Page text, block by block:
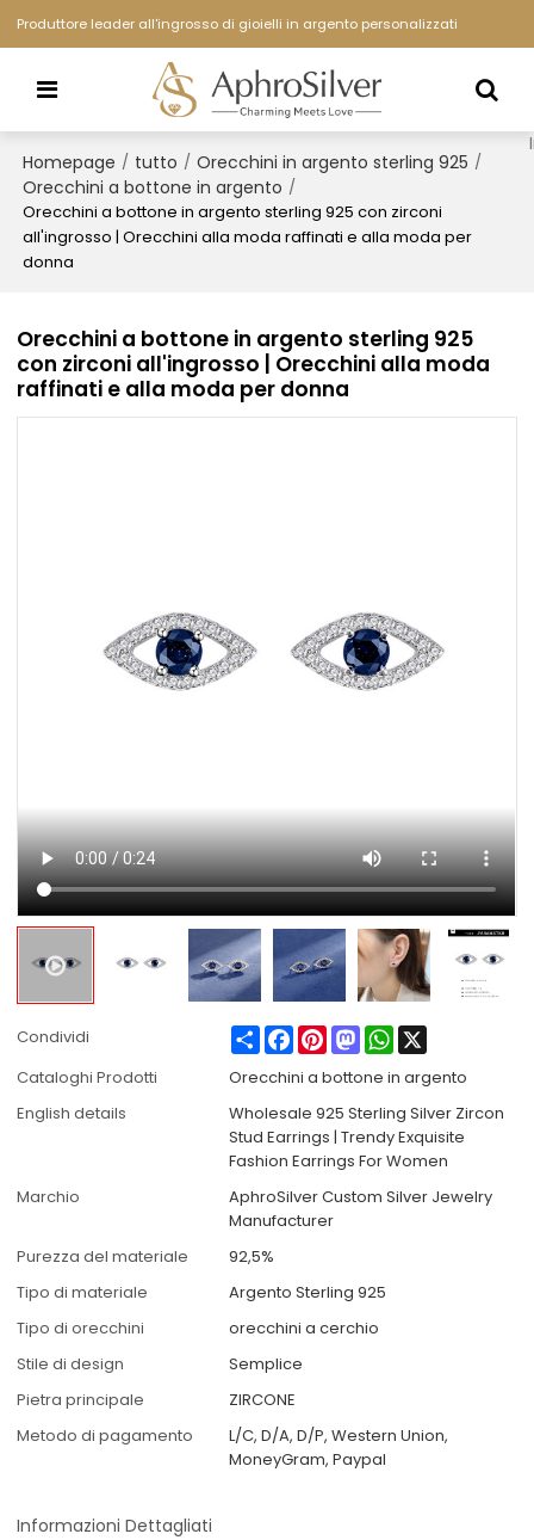
Produttore leader all'ingrosso di gioielli in argento personalizzati
Homepage / tutto / Orecchini in argento sterling 925 /
Orecchini a bottone in argento /
Orecchini a bottone in argento sterling 925 con zirconi
all'ingrosso | Orecchini alla moda raffinati e alla moda per
donna
Orecchini a bottone in argento sterling 925
con zirconi all'ingrosso | Orecchini alla moda
raffinati e alla moda per donna
Condividi ShareFacebook
PinterestMastodonWhatsApp
Cataloghi Prodotti
Orecchini a bottone in argento
English details
Wholesale 925 Sterling Silver Zircon
Stud Earrings | Trendy Exquisite
Fashion Earrings For Women
Marchio
AphroSilver Custom Silver Jewelry
Manufacturer
Purezza del materiale
92,5%
Tipo di materiale
Argento Sterling 925
Tipo di orecchini
orecchini a cerchio
Stile di design
Semplice
Pietra principale
ZIRCONE
Metodo di pagamento
L/C, D/A, D/P, Western Union,
MoneyGram, Paypal
Informazioni Dettagliati